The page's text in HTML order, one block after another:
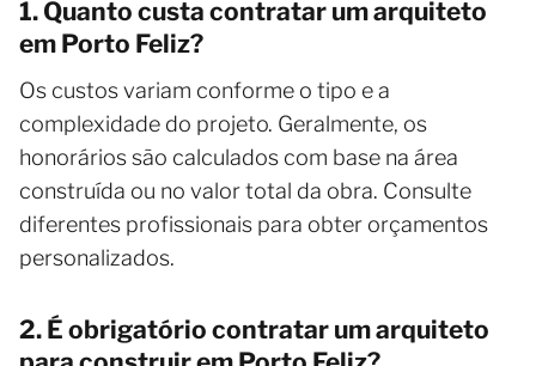
1. Quanto custa contratar um arquiteto
em Porto Feliz?
Os custos variam conforme o tipo e a
complexidade do projeto. Geralmente, os
honorários são calculados com base na área
construída ou no valor total da obra. Consulte
diferentes profissionais para obter orçamentos
personalizados.
2. É obrigatório contratar um arquiteto